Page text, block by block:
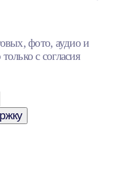
фото, аудио и
с согласия